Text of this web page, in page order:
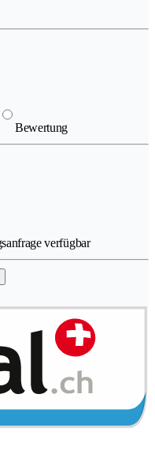
Bewertung
verfügbar